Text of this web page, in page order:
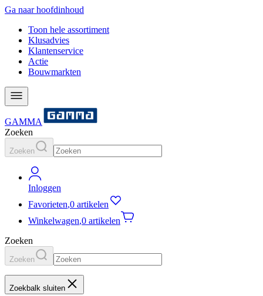
Ga naar hoofdinhoud
Toon hele assortiment
Klusadvies
Klantenservice
Actie
Bouwmarkten
GAMMA
Zoeken
Zoeken
Inloggen
Favorieten,0 artikelen
Winkelwagen,0 artikelen
Zoeken
Zoeken
Zoekbalk sluiten